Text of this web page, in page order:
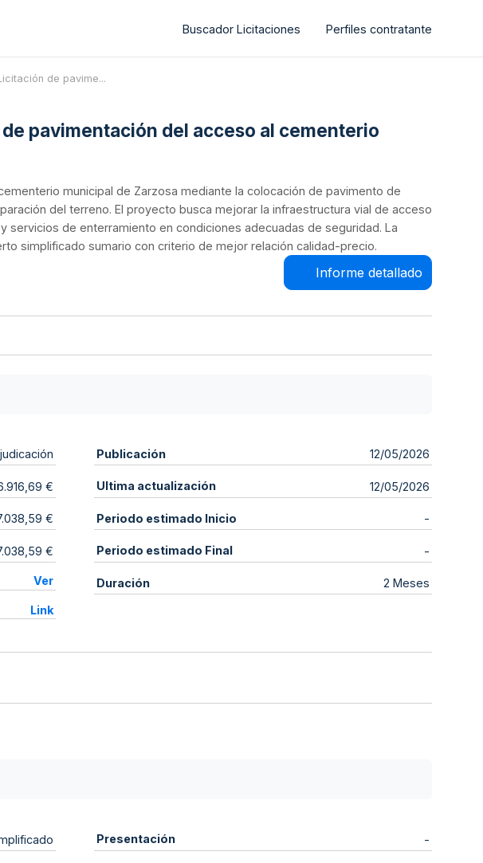
Buscador Licitaciones Perfiles contratante
de pavime...
pavimentación del acceso al cementerio
municipal de Zarzosa mediante la colocación de pavimento de
del terreno. El proyecto busca mejorar la infraestructura vial de acceso
servicios de enterramiento en condiciones adecuadas de seguridad. La
simplificado sumario con criterio de mejor relación calidad-precio.
Informe detallado
€
€
€
Ver
Link
Publicación 12/05/2026
Ultima actualización 12/05/2026
Periodo estimado Inicio -
Periodo estimado Final -
Duración 2 Meses
Presentación -